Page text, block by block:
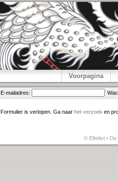
Voorpagina
E-mailadres:
Formulier is verlopen. Ga naar het verzoek en
© Eftelist •